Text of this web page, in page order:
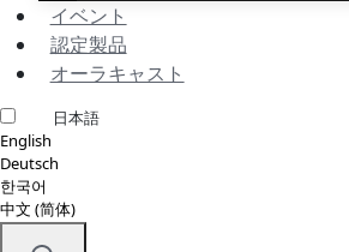
イベント
認定製品
オーラキャスト
日本語
English
Deutsch
한국어
中文 (简体)